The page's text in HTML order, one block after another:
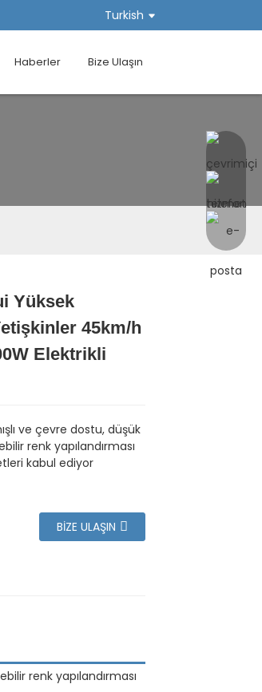
Turkish
Haberler Bize Ulaşın
Yüksek
45km/h
Elektrikli
ve çevre dostu, düşük
renk yapılandırması
kabul ediyor
BIZE ULAŞIN
renk yapılandırması